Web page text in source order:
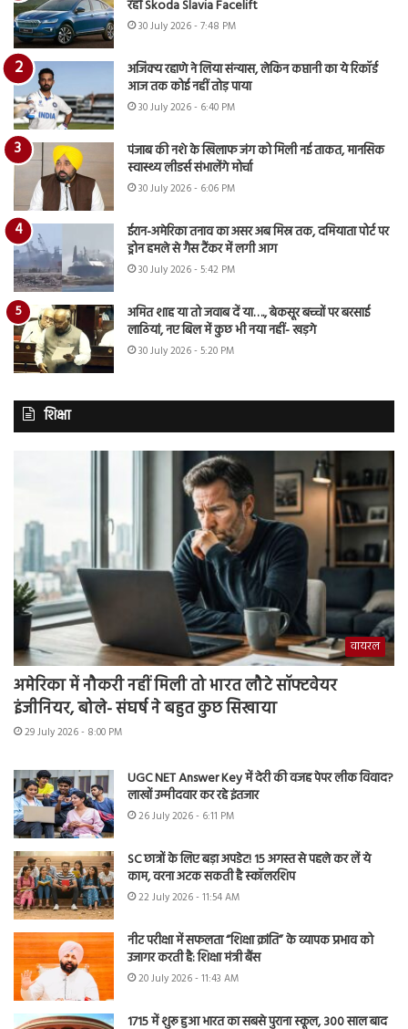
रही Skoda Slavia Facelift
30 July 2026 - 7:48 PM
अजिंक्य रहाणे ने लिया संन्यास, लेकिन कप्तानी का ये रिकॉर्ड
आज तक कोई नहीं तोड़ पाया
30 July 2026 - 6:40 PM
पंजाब की नशे के खिलाफ जंग को मिली नई ताकत, मानसिक
स्वास्थ्य लीडर्स संभालेंगे मोर्चा
30 July 2026 - 6:06 PM
ईरान-अमेरिका तनाव का असर अब मिस्र तक, दमियाता पोर्ट पर
ड्रोन हमले से गैस टैंकर में लगी आग
30 July 2026 - 5:42 PM
अमित शाह या तो जवाब दें या…., बेकसूर बच्चों पर बरसाई
लाठियां, नए बिल में कुछ भी नया नहीं- खड़गे
30 July 2026 - 5:20 PM
शिक्षा
वायरल
अमेरिका में नौकरी नहीं मिली तो भारत लौटे सॉफ्टवेयर
इंजीनियर, बोले- संघर्ष ने बहुत कुछ सिखाया
29 July 2026 - 8:00 PM
UGC NET Answer Key में देरी की वजह पेपर लीक विवाद?
लाखों उम्मीदवार कर रहे इंतजार
26 July 2026 - 6:11 PM
SC छात्रों के लिए बड़ा अपडेट! 15 अगस्त से पहले कर लें ये
काम, वरना अटक सकती है स्कॉलरशिप
22 July 2026 - 11:54 AM
नीट परीक्षा में सफलता “शिक्षा क्रांति” के व्यापक प्रभाव को
उजागर करती है: शिक्षा मंत्री बैंस
20 July 2026 - 11:43 AM
1715 में शुरू हुआ भारत का सबसे पुराना स्कूल, 300 साल बाद